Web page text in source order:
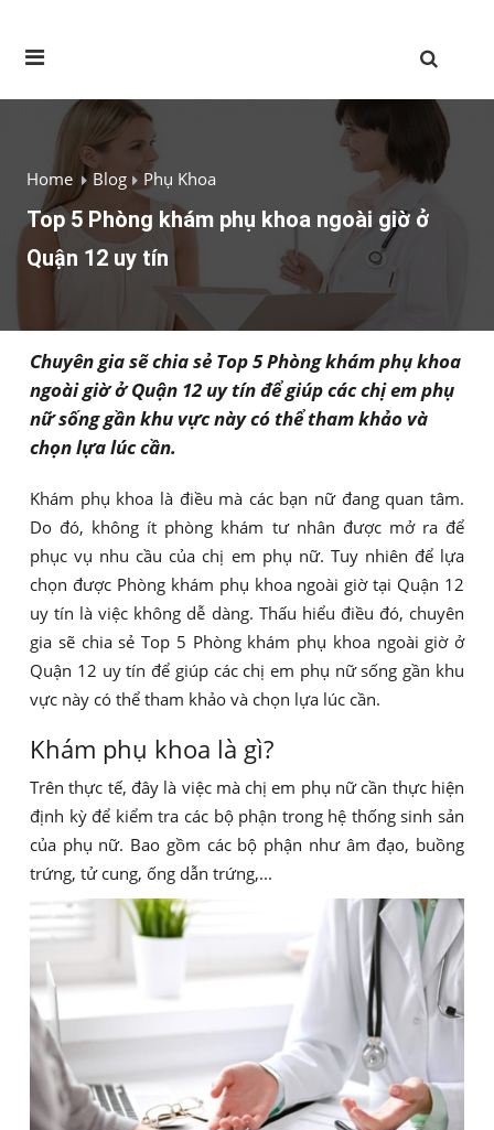
Home Blog Phụ Khoa
Top 5 Phòng khám phụ khoa ngoài giờ ở
Quận 12 uy tín
Chuyên gia sẽ chia sẻ Top 5 Phòng khám phụ khoa
ngoài giờ ở Quận 12 uy tín để giúp các chị em phụ
nữ sống gần khu vực này có thể tham khảo và
chọn lựa lúc cần.
Khám phụ khoa là điều mà các bạn nữ đang quan tâm.
Do đó, không ít phòng khám tư nhân được mở ra để
phục vụ nhu cầu của chị em phụ nữ. Tuy nhiên để lựa
chọn được Phòng khám phụ khoa ngoài giờ tại Quận 12
uy tín là việc không dễ dàng. Thấu hiểu điều đó, chuyên
gia sẽ chia sẻ Top 5 Phòng khám phụ khoa ngoài giờ ở
Quận 12 uy tín để giúp các chị em phụ nữ sống gần khu
vực này có thể tham khảo và chọn lựa lúc cần.
Khám phụ khoa là gì?
Trên thực tế, đây là việc mà chị em phụ nữ cần thực hiện
định kỳ để kiểm tra các bộ phận trong hệ thống sinh sản
của phụ nữ. Bao gồm các bộ phận như âm đạo, buồng
trứng, tử cung, ống dẫn trứng,...